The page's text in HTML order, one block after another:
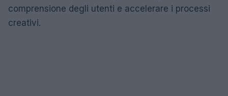
comprensione degli utenti e accelerare i processi
creativi.